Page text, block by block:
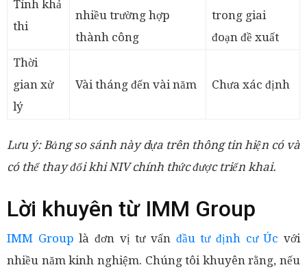
Tính khả
thi
nhiều trường hợp
thành công
trong giai
đoạn đề xuất
Thời
gian xử
lý
Vài tháng đến vài năm Chưa xác định
Lưu ý: Bảng so sánh này dựa trên thông tin hiện có và
có thể thay đổi khi NIV chính thức được triển khai.
Lời khuyên từ IMM Group
IMM Group là đơn vị tư vấn đầu tư định cư Úc với
nhiều năm kinh nghiệm. Chúng tôi khuyên rằng, nếu